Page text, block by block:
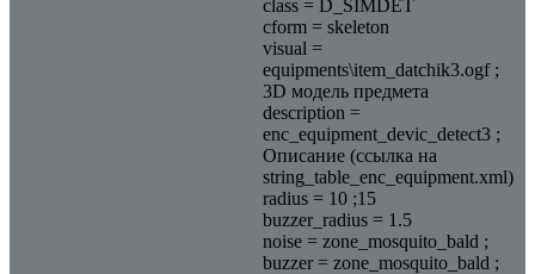
class = D_SIMDET
cform = skeleton
visual =
equipments\item_datchik3.ogf ;
3D модель предмета
description =
enc_equipment_devic_detect3 ;
Описание (ссылка на
string_table_enc_equipment.xml)
radius = 10 ;15
buzzer_radius = 1.5
noise = zone_mosquito_bald ;
buzzer = zone_mosquito_bald ;